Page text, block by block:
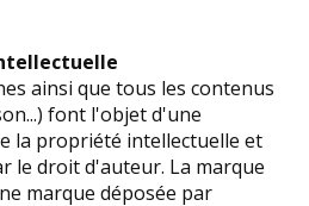
ainsi que tous les contenus
font l'objet d'une
la propriété intellectuelle et
le droit d'auteur. La marque
marque déposée par